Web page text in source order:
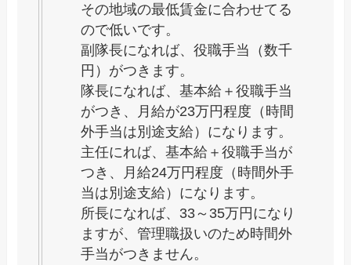
その地域の最低賃金に合わせてる
ので低いです。
副隊長になれば、役職手当（数千
円）がつきます。
隊長になれば、基本給＋役職手当
がつき、月給が23万円程度（時間
外手当は別途支給）になります。
主任にれば、基本給＋役職手当が
つき、月給24万円程度（時間外手
当は別途支給）になります。
所長になれば、33～35万円になり
ますが、管理職扱いのため時間外
手当がつきません。